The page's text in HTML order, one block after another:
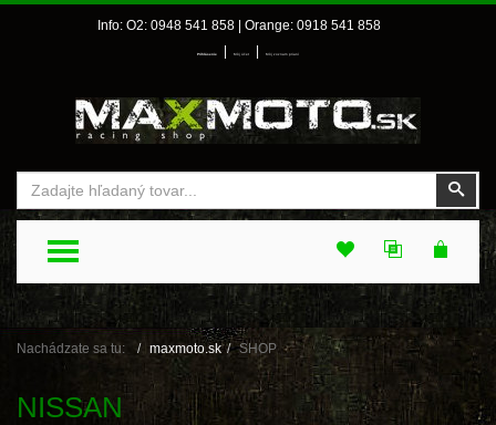
Info: O2: 0948 541 858 | Orange: 0918 541 858
Prihlásenie Môj účet Môj zoznam prianí
TOGGLE MENU
Nachádzate sa tu: maxmoto.sk SHOP
NISSAN